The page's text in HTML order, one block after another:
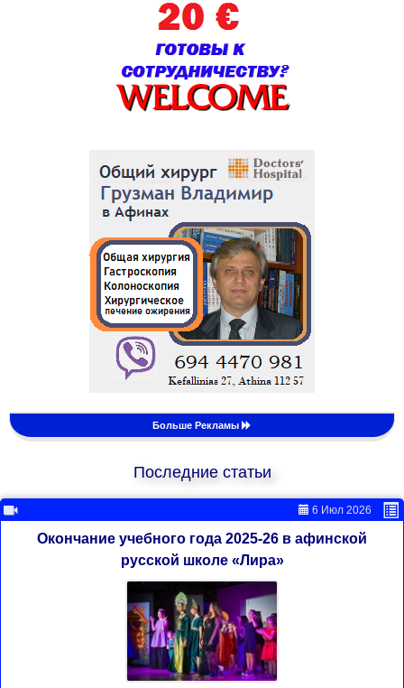
Больше Рекламы
Последние статьи
6 Июл 2026
Окончание учебного года 2025-26 в афинской
русской школе «Лира»